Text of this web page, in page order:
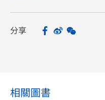
分享 Facebook
Sina Weibo
WeChat
相關圖書